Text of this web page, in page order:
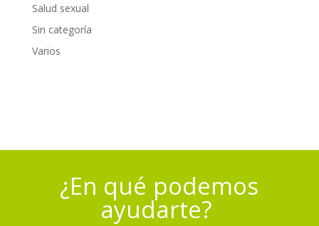
Salud sexual
Sin categoría
Varios
¿En qué podemos
ayudarte?